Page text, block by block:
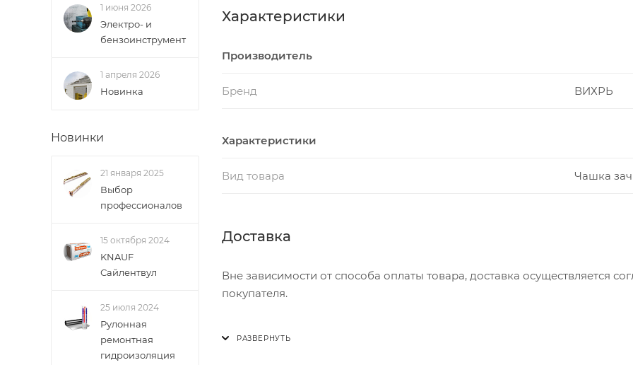
Характеристики
Производитель
Бренд ВИХРЬ
Характеристики
Вид товара Чашка
Доставка
Вне зависимости от способа оплаты товара, доставка осуществляется
покупателя.
1 июня 2026
Электро- и
бензоинструмент
1 апреля 2026
Новинка
Новинки
21 января 2025
Выбор
профессионалов
15 октября 2024
KNAUF
Сайлентвул
25 июля 2024
Рулонная
ремонтная
гидроизоляция